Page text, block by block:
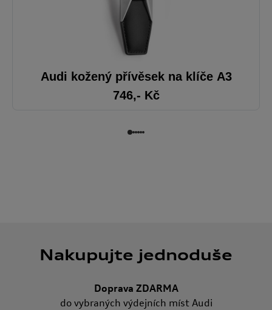
Audi kožený přívěsek na klíče A3
746,- Kč
Nakupujte jednoduše
Doprava ZDARMA
do vybraných výdejních míst Audi